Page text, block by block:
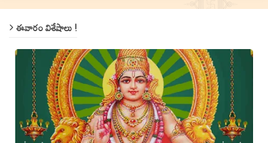
ఈవారం విశేషాలు !